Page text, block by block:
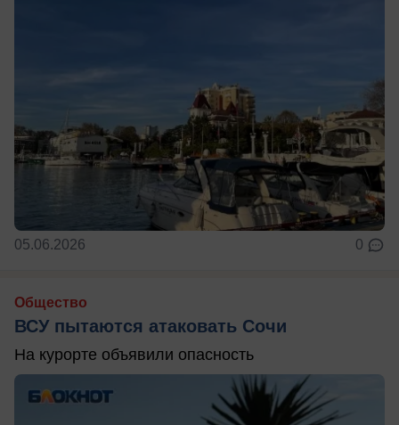
05.06.2026 0
Общество
ВСУ пытаются атаковать Сочи
На курорте объявили опасность